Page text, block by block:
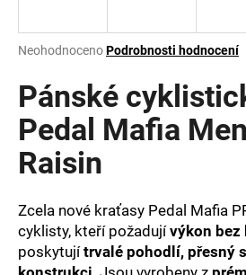
Průměrné
produktu
je
0,0
5
hvězdiček.
NeohodnocenoPodrobnosti hodnocení
Pánské
Pedal Mafia
Raisin
Zcela nové kraťasy Pedal Mafia
cyklisty, kteří požadujívýkon bez
poskytujítrvalé pohodlí, přesný
j
t
?
HLEDAT